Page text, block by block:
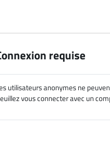
requise
utilisateurs anonymes ne
vous connecter avec un